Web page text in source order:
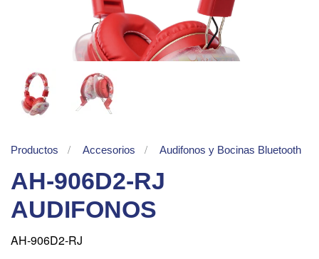
Productos Accesorios Audifonos y Bocinas Bluetooth
AH-906D2-RJ
AUDIFONOS
AH-906D2-RJ